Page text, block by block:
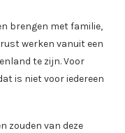
brengen met familie,
werken vanuit een
te zijn. Voor
is niet voor iedereen
zouden van deze